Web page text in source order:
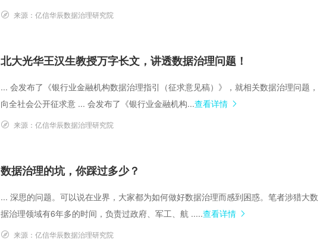
来源： 亿信华辰数据治理研究院
北大光华王汉生教授万字长文，讲透数据治理问题！
... 会发布了《银行业金融机构数据治理指引（征求意见稿）》，就相关数据治理问题，
向全社会公开征求意 ... 会发布了《银行业金融机构...查看详情
来源： 亿信华辰数据治理研究院
数据治理的坑，你踩过多少？
... 深思的问题。可以说在业界，大家都为如何做好数据治理而感到困惑。笔者涉猎大数
据治理领域有6年多的时间，负责过政府、军工、航 .....查看详情
来源： 亿信华辰数据治理研究院